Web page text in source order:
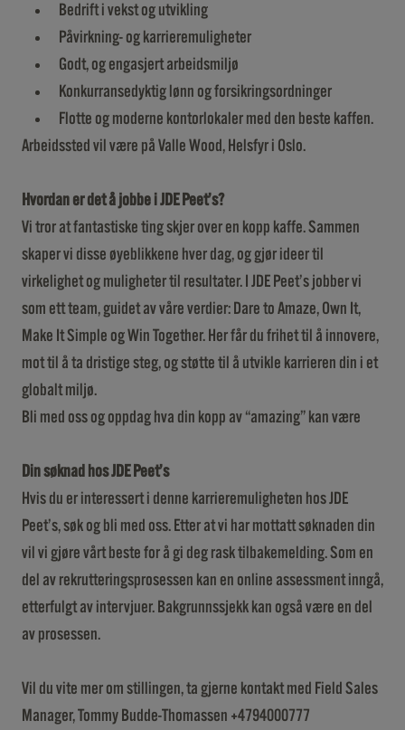
Bedrift i vekst og utvikling
Påvirkning- og karrieremuligheter
Godt, og engasjert arbeidsmiljø
Konkurransedyktig lønn og forsikringsordninger
Flotte og moderne kontorlokaler med den beste kaffen.
Arbeidssted vil være på Valle Wood, Helsfyr i Oslo.
Hvordan er det å jobbe i JDE Peet’s?
Vi tror at fantastiske ting skjer over en kopp kaffe. Sammen
skaper vi disse øyeblikkene hver dag, og gjør ideer til
virkelighet og muligheter til resultater. I JDE Peet’s jobber vi
som ett team, guidet av våre verdier: Dare to Amaze, Own It,
Make It Simple og Win Together. Her får du frihet til å innovere,
mot til å ta dristige steg, og støtte til å utvikle karrieren din i et
globalt miljø.
Bli med oss og oppdag hva din kopp av “amazing” kan være
Din søknad hos JDE Peet’s
Hvis du er interessert i denne karrieremuligheten hos JDE
Peet’s, søk og bli med oss. Etter at vi har mottatt søknaden din
vil vi gjøre vårt beste for å gi deg rask tilbakemelding. Som en
del av rekrutteringsprosessen kan en online assessment inngå,
etterfulgt av intervjuer. Bakgrunnssjekk kan også være en del
av prosessen.
Vil du vite mer om stillingen, ta gjerne kontakt med Field Sales
Manager, Tommy Budde-Thomassen +4794000777